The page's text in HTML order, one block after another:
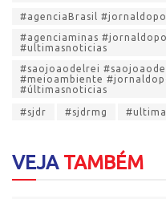
#agenciaBrasil
#agenciaminas
#ultimasnoticias
#saojoaodelrei
#meioambiente
#últimasnoticias
#sjdr #sjdrmg
VEJATAMBÉM